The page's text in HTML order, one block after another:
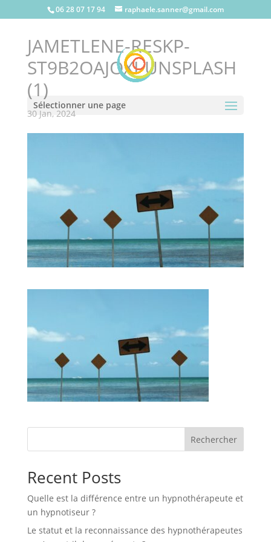
06 28 07 17 94 raphaele.sanner@gmail.com
Sélectionner une page
JAMETLENE-RESKP-
ST9B2OAJOXI-UNSPLASH
(1)
30 Jan, 2024
Rechercher
Recent Posts
Quelle est la différence entre un hypnothérapeute et
un hypnotiseur ?
Le statut et la reconnaissance des hypnothérapeutes